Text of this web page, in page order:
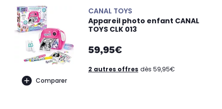
Comparer
CANAL TOYS
Appareil photo enfant CANAL
TOYS CLK 013
59,95€
2 autres offres dès 59,95€